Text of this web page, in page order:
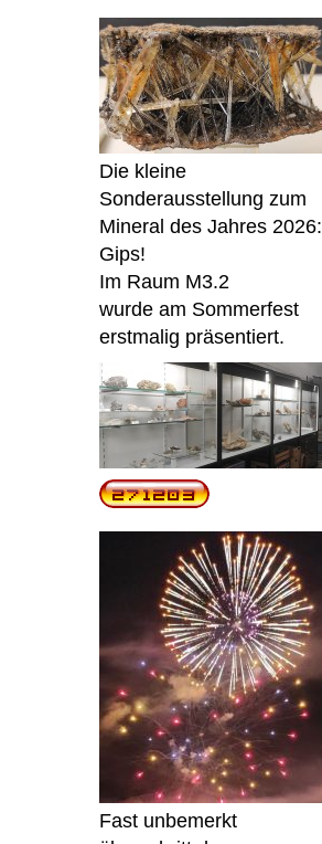
Die kleine
Sonderausstellung zum
Mineral des Jahres 2026:
Gips!
Im Raum M3.2
wurde am Sommerfest
erstmalig präsentiert.
Fast unbemerkt